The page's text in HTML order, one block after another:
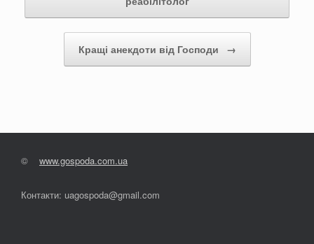
Кращі анекдоти від Господи →
© www.gospoda.com.ua
Контакти: uagospoda@gmail.com